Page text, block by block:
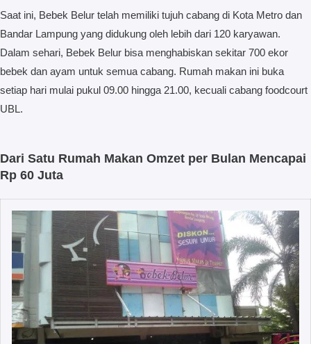
Saat ini, Bebek Belur telah memiliki tujuh cabang di Kota Metro dan
Bandar Lampung yang didukung oleh lebih dari 120 karyawan.
Dalam sehari, Bebek Belur bisa menghabiskan sekitar 700 ekor
bebek dan ayam untuk semua cabang. Rumah makan ini buka
setiap hari mulai pukul 09.00 hingga 21.00, kecuali cabang foodcourt
UBL.
Dari Satu Rumah Makan Omzet per Bulan Mencapai
Rp 60 Juta